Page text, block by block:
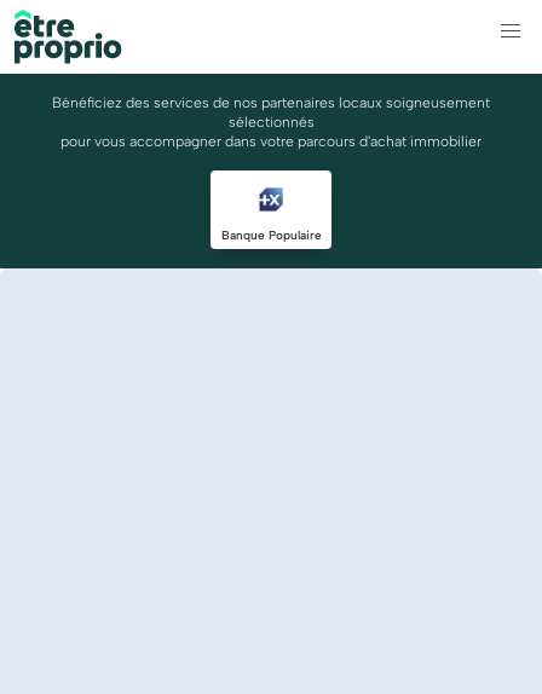
Bénéficiez des services de nos partenaires locaux soigneusement
sélectionnés
pour vous accompagner dans votre parcours d'achat immobilier
Banque Populaire